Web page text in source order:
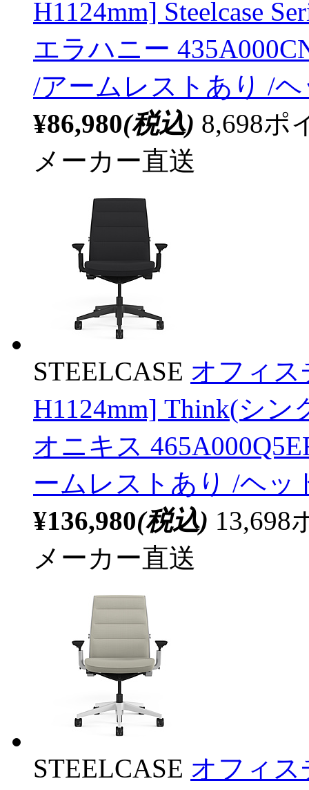
H1124mm] Steelcase
エラハニー
/アームレストあり /
¥86,980(税込) 8,698ポ
メーカー直送
STEELCASE オフィス
H1124mm] Think(シ
オニキス
ームレストあり /ヘッ
¥136,980(税込) 13,698
メーカー直送
STEELCASE オフィス